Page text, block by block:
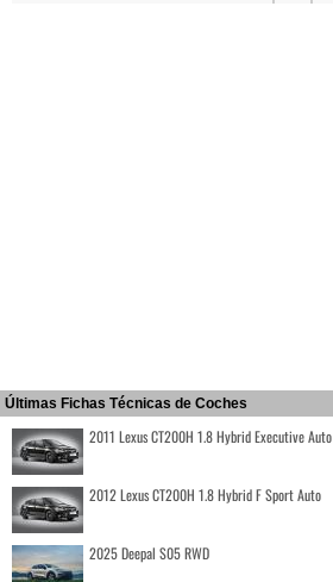
Últimas Fichas Técnicas de Coches
2011 Lexus CT200H 1.8 Hybrid Executive Auto
2012 Lexus CT200H 1.8 Hybrid F Sport Auto
2025 Deepal S05 RWD